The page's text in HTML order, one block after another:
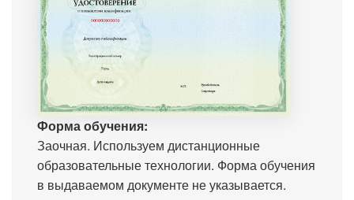
Форма обучения:
Заочная. Используем дистанционные
образовательные технологии. Форма обучения
в выдаваемом документе не указывается.